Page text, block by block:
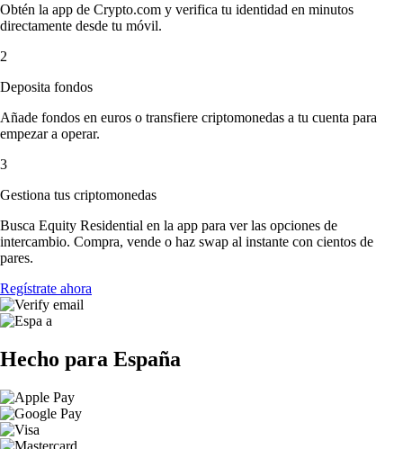
Obtén la app de Crypto.com y verifica tu identidad en minutos
directamente desde tu móvil.
2
Deposita fondos
Añade fondos en euros o transfiere criptomonedas a tu cuenta para
empezar a operar.
3
Gestiona tus criptomonedas
Busca Equity Residential en la app para ver las opciones de
intercambio. Compra, vende o haz swap al instante con cientos de
pares.
Regístrate ahora
Hecho para España